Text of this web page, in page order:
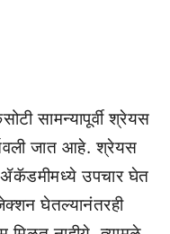
सामन्यापूर्वी श्रेयस
जात आहे. श्रेयस
ॲकॅडमीमध्ये उपचार घेत
घेतल्यानंतरही